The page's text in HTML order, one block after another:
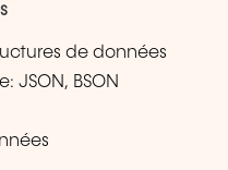
de données
JSON, BSON